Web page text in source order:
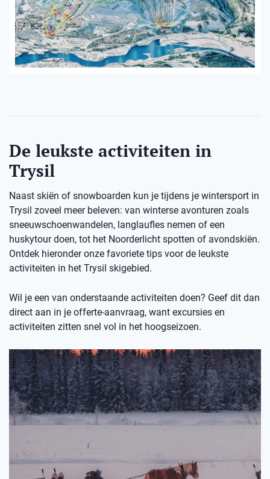
De leukste activiteiten in
Trysil
Naast skiën of snowboarden kun je tijdens je wintersport in
Trysil zoveel meer beleven: van winterse avonturen zoals
sneeuwschoenwandelen, langlaufles nemen of een
huskytour doen, tot het Noorderlicht spotten of avondskiën.
Ontdek hieronder onze favoriete tips voor de leukste
activiteiten in het Trysil skigebied.
Wil je een van onderstaande activiteiten doen? Geef dit dan
direct aan in je offerte-aanvraag, want excursies en
activiteiten zitten snel vol in het hoogseizoen.